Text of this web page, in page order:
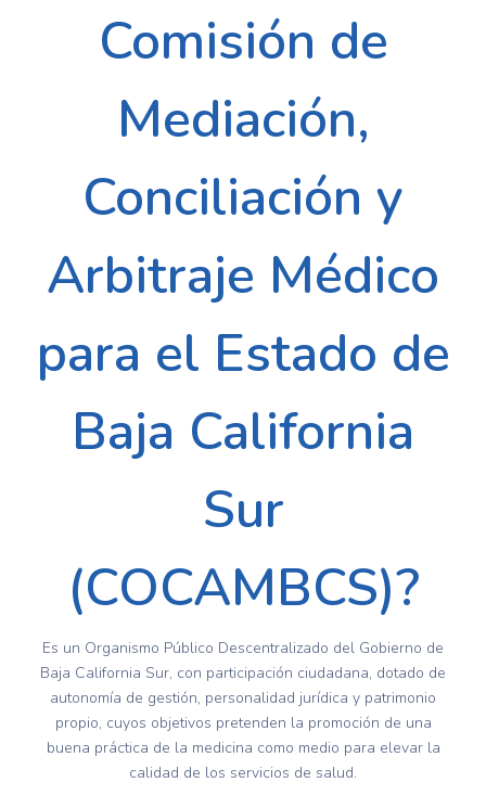
Comisión de
Mediación,
Conciliación y
Arbitraje Médico
para el Estado de
Baja California
Sur
(COCAMBCS)?
Es un Organismo Público Descentralizado del Gobierno de
Baja California Sur, con participación ciudadana, dotado de
autonomía de gestión, personalidad jurídica y patrimonio
propio, cuyos objetivos pretenden la promoción de una
buena práctica de la medicina como medio para elevar la
calidad de los servicios de salud.